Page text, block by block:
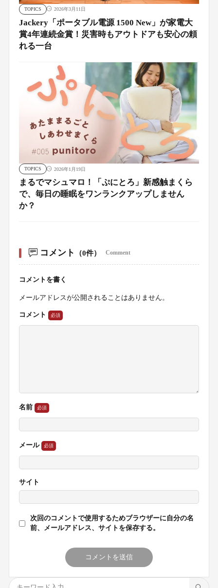
TOPICS 2026年3月11日
Jackery「ポータブル電源 1500 New」が家電大
賞4年連続金賞！災害時もアウトドアも安心の頼
れる一台
TOPICS 2026年1月19日
まるでマシュマロ！「ぷにとろ」新感触まくら
で、毎日の睡眠をワンランクアップしません
か？
コメント （0件） Comment
コメントを書く
メールアドレスが公開されることはありません。
コメント
名前
メール
サイト
次回のコメントで使用するためブラウザーに自分の名
前、メールアドレス、サイトを保存する。